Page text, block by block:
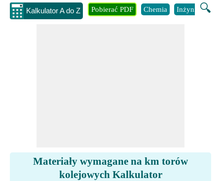
Kalkulator A do Z 🔍
Pobierać PDF Chemia Inżynieria
Materiały wymagane na km torów
kolejowych Kalkulator